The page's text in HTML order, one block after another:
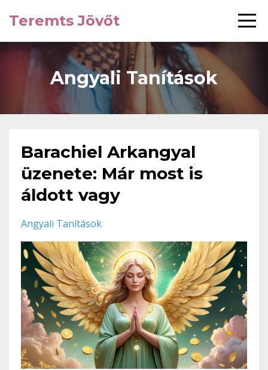
Teremts Jövőt
Angyali Tanítások
Barachiel Arkangyal
üzenete: Már most is
áldott vagy
Angyali Tanítások